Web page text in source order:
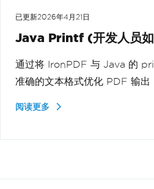
已更新2026年4月21日
Java Printf (开发人员
通过将 IronPDF 与 Java 的
准确的文本格式优化 PDF 输出
阅读更多